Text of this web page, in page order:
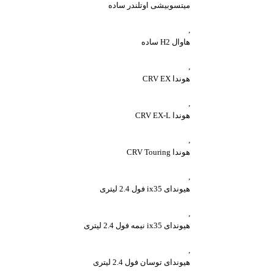
میتسوبیشی اوتلندر ساده
,
هاوال H2 ساده
,
هوندا CRV EX
,
هوندا CRV EX-L
,
هوندا CRV Touring
,
هیوندای ix35 فول 2.4 لیتری
,
هیوندای ix35 نیمه فول 2.4 لیتری
,
هیوندای توسان فول 2.4 لیتری